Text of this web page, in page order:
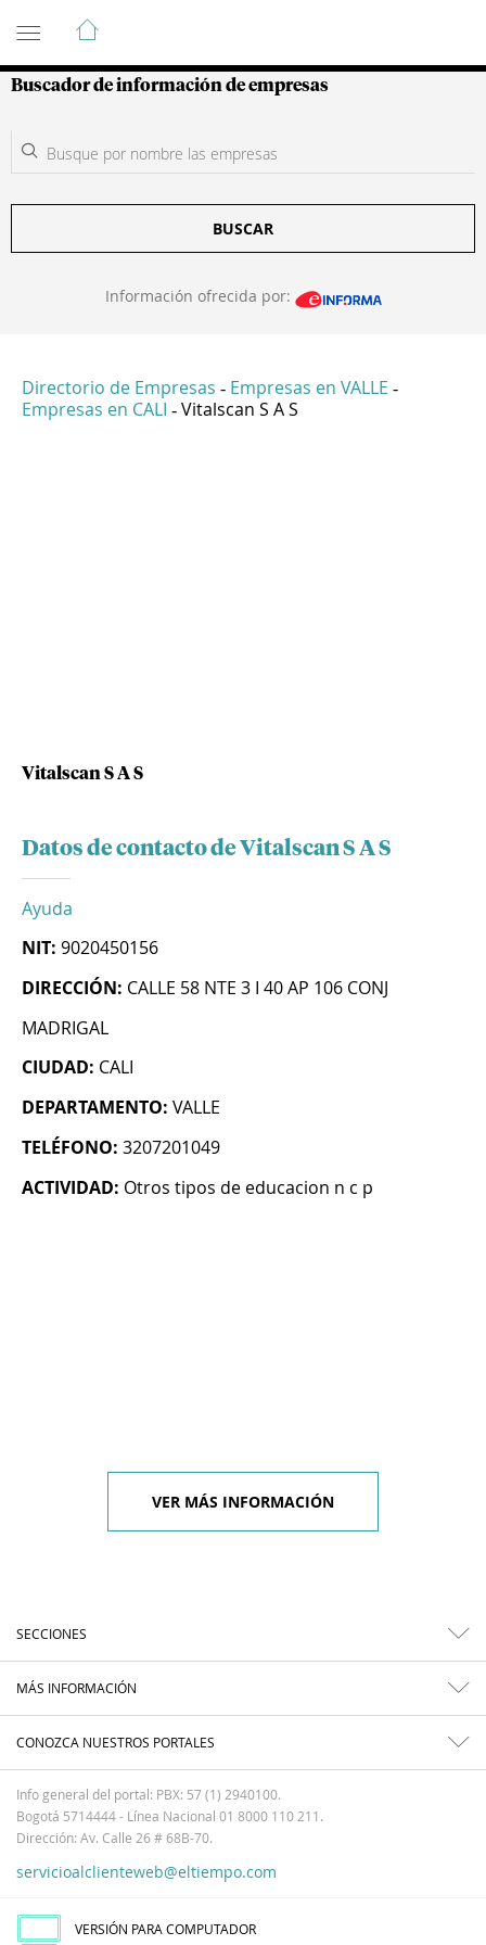
Guía de Empresas Colombianas
Buscador de información de empresas
BUSCAR
Información ofrecida por:
Directorio de Empresas - Empresas en VALLE -
Empresas en CALI - Vitalscan S A S
Vitalscan S A S
Datos de contacto de Vitalscan S A S
Ayuda
NIT: 9020450156
DIRECCIÓN: CALLE 58 NTE 3 I 40 AP 106 CONJ
MADRIGAL
CIUDAD: CALI
DEPARTAMENTO: VALLE
TELÉFONO: 3207201049
ACTIVIDAD: Otros tipos de educacion n c p
VER MÁS INFORMACIÓN
SECCIONES
MÁS INFORMACIÓN
CONOZCA NUESTROS PORTALES
Info general del portal: PBX: 57 (1) 2940100.
Bogotá 5714444 - Línea Nacional 01 8000 110 211.
Dirección: Av. Calle 26 # 68B-70.
servicioalclienteweb@eltiempo.com
VERSIÓN PARA COMPUTADOR